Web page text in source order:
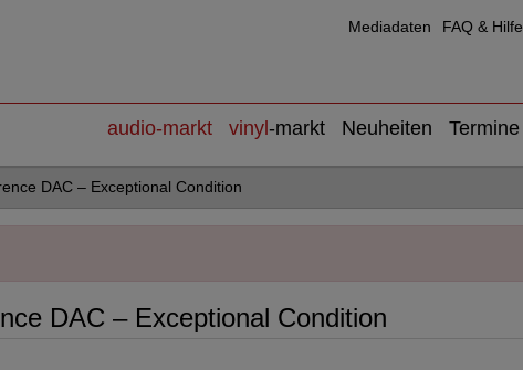
Mediadaten FAQ & Hilfe
audio-markt vinyl -markt Neuheiten Termine
DAC – Exceptional Condition
DAC – Exceptional Condition